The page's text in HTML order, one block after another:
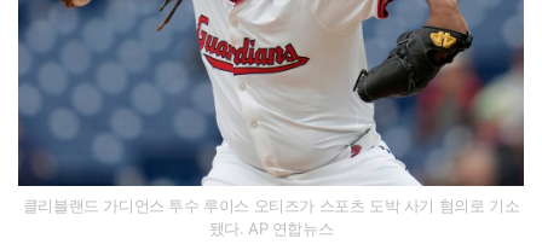
클리블랜드 가디언스 투수 루이스 오티즈가 스포츠 도박 사기 혐의로 기소
됐다. AP 연합뉴스